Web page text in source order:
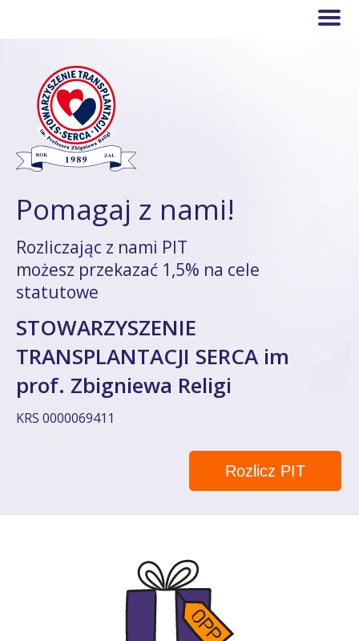
Pomagaj z nami!
Rozliczając z nami PIT
możesz przekazać 1,5% na cele
statutowe
STOWARZYSZENIE
TRANSPLANTACJI SERCA im
prof. Zbigniewa Religi
KRS 0000069411
Rozlicz PIT